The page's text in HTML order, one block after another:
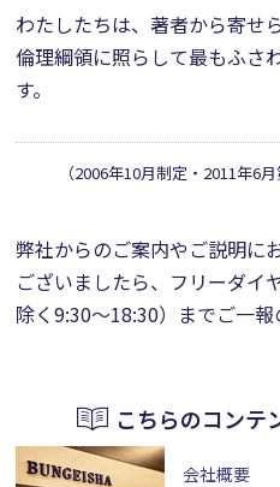
わたしたちは、著者から寄せ
倫理綱領に照らして最もふさ
す。
（2006年10月制定・2011年6
弊社からのご案内やご説明に
ございましたら、フリーダイ
除く9:30～18:30）までご一報
こちらのコンテ
会社概要